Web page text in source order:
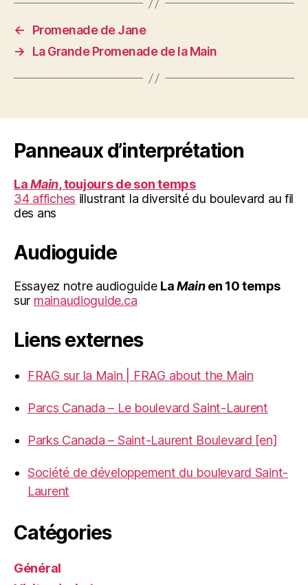
←
Promenade de Jane
→
La Grande Promenade de la Main
Panneaux d’interprétation
LaMain, toujours de son temps
34 affiches illustrant la diversité du boulevard au fil
des ans
Audioguide
Essayez notre audioguide LaMainen 10 temps
sur mainaudioguide.ca
Liens externes
FRAG sur la Main | FRAG about the Main
Parcs Canada – Le boulevard Saint-Laurent
Parks Canada – Saint-Laurent Boulevard [en]
Société de développement du boulevard Saint-
Laurent
Catégories
Général